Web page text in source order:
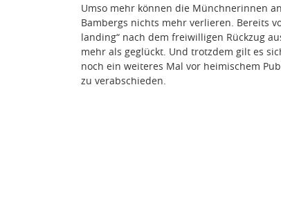
Umso mehr können die Münchnerinnen
Bambergs nichts mehr verlieren. Bereits
landing“ nach dem freiwilligen Rückzug
mehr als geglückt. Und trotzdem gilt es
noch ein weiteres Mal vor heimischem
zu verabschieden.